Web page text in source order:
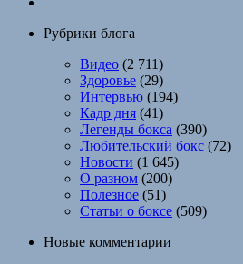
Рубрики блога
Видео (2 711)
Здоровье (29)
Интервью (194)
Кадр дня (41)
Легенды бокса (390)
Любительский бокс (72)
Новости (1 645)
О разном (200)
Полезное (51)
Статьи о боксе (509)
Новые комментарии